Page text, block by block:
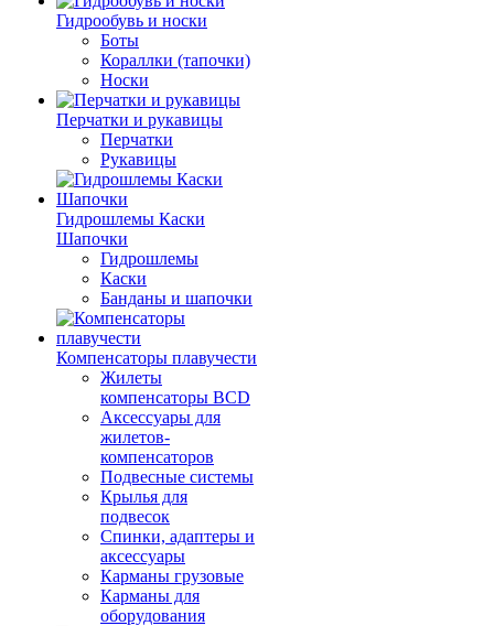
Гидрообувь и носки
Боты
Кораллки (тапочки)
Носки
Перчатки и рукавицы
Перчатки
Рукавицы
Гидрошлемы Каски
Шапочки
Гидрошлемы
Каски
Банданы и шапочки
Компенсаторы плавучести
Жилеты
компенсаторы BCD
Аксессуары для
жилетов-
компенсаторов
Подвесные системы
Крылья для
подвесок
Спинки, адаптеры и
аксессуары
Карманы грузовые
Карманы для
оборудования